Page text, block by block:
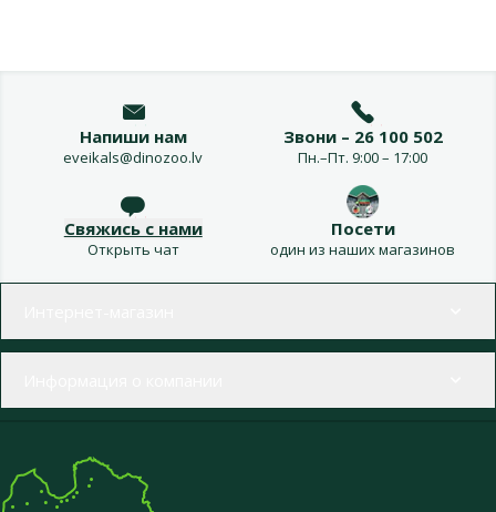
Напиши нам
eveikals@dinozoo.lv
Звони – 26 100 502
Пн.–Пт. 9:00 – 17:00
Свяжись с нами
Открыть чат
Посети
один из наших магазинов